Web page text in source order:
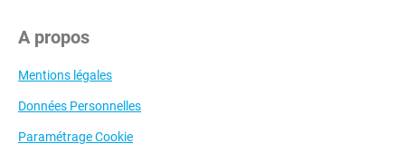
A propos
Mentions légales
Données Personnelles
Paramétrage Cookie